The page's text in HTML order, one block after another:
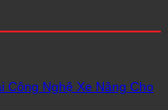
Công Nghệ Xe Nâng Cho